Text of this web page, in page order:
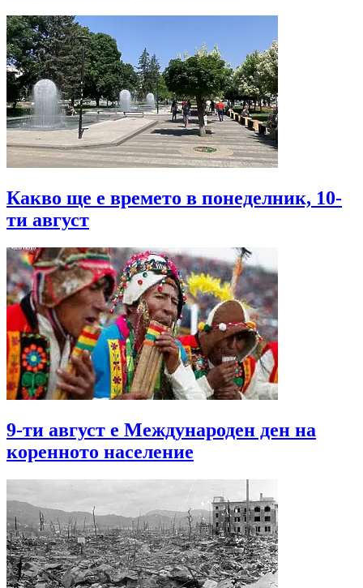
Какво ще е времето в понеделник, 10-
ти август
9-ти август е Международен ден на
коренното население